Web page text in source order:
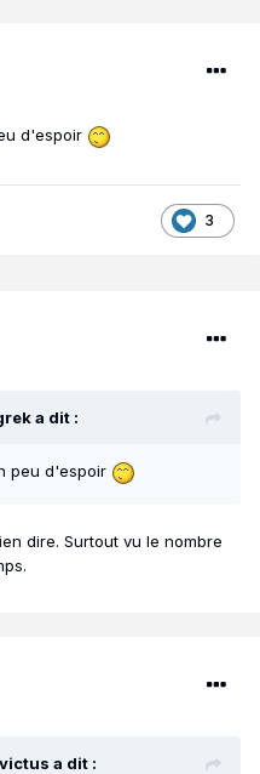
d'espoir
3
a dit :
peu d'espoir
dire. Surtout vu le nombre
a dit :